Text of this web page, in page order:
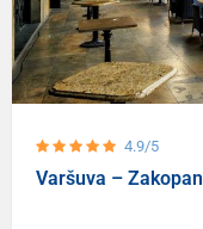
4.9/5
Varšuva –